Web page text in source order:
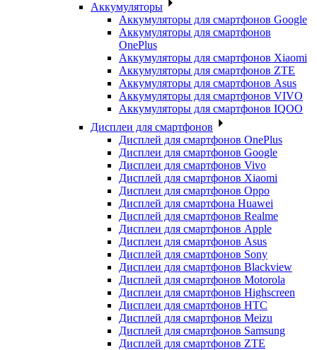
Аккумуляторы
Аккумуляторы для смартфонов Google
Аккумуляторы для смартфонов
OnePlus
Аккумуляторы для смартфонов Xiaomi
Аккумуляторы для смартфонов ZTE
Аккумуляторы для cмартфонов Asus
Аккумуляторы для смартфонов VIVO
Аккумуляторы для смартфонов IQOO
Дисплеи для смартфонов
Дисплей для смартфонов OnePlus
Дисплеи для смартфонов Google
Дисплеи для смартфонов Vivo
Дисплей для смартфонов Xiaomi
Дисплеи для смартфонов Oppo
Дисплей для смартфона Huawei
Дисплей для смартфонов Realme
Дисплеи для смартфонов Apple
Дисплеи для смартфонов Asus
Дисплей для смартфонов Sony
Дисплеи для смартфонов Blackview
Дисплей для смартфонов Motorola
Дисплеи для смартфонов Highscreen
Дисплеи для смартфонов HTC
Дисплей для смартфонов Meizu
Дисплей для смартфонов Samsung
Дисплей для смартфонов ZTE